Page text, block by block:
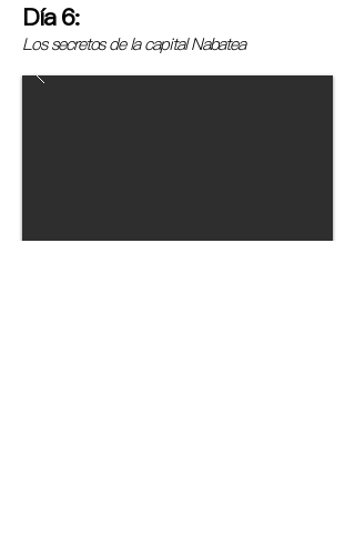
Día 6:
Los secretos de la capital Nabatea